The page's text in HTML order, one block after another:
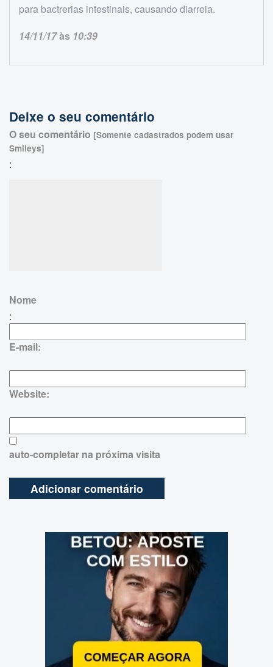
para bactrerias intestinais, causando diarreia.
14/11/17às 10:39
Deixe o seu comentário
O seu comentário [Somente cadastrados podem usar
Smileys]
:
Nome
:
E-mail:
Website:
auto-completar na próxima visita